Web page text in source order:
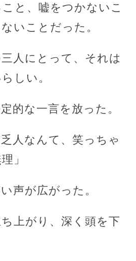
と、嘘をつかないこ
いことだった。
人にとって、それは
しい。
的な一言を放った。
乏人なんて、笑っちゃ
」
声が広がった。
上がり、深く頭を下